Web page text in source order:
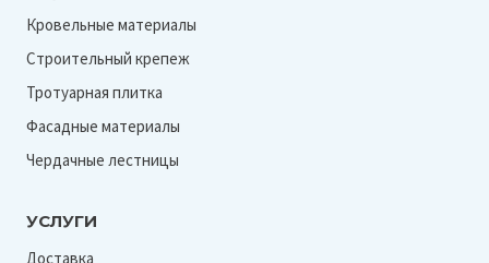
Кровельные материалы
Строительный крепеж
Тротуарная плитка
Фасадные материалы
Чердачные лестницы
УСЛУГИ
Доставка